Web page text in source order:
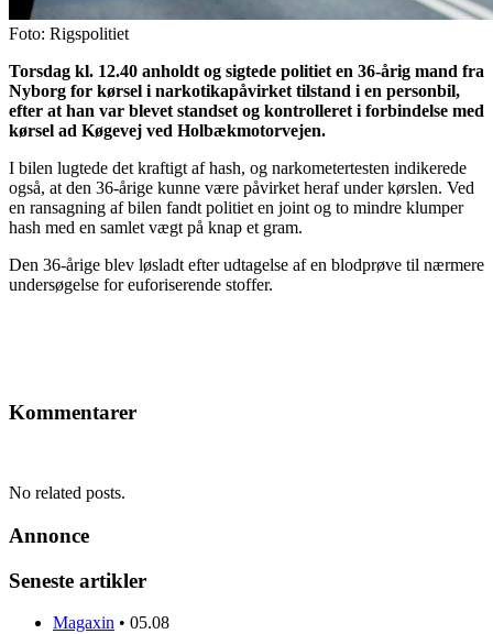
Foto: Rigspolitiet
Torsdag kl. 12.40 anholdt og sigtede politiet en 36-årig mand fra
Nyborg for kørsel i narkotikapåvirket tilstand i en personbil,
efter at han var blevet standset og kontrolleret i forbindelse med
kørsel ad Køgevej ved Holbækmotorvejen.
I bilen lugtede det kraftigt af hash, og narkometertesten indikerede
også, at den 36-årige kunne være påvirket heraf under kørslen. Ved
en ransagning af bilen fandt politiet en joint og to mindre klumper
hash med en samlet vægt på knap et gram.
Den 36-årige blev løsladt efter udtagelse af en blodprøve til nærmere
undersøgelse for euforiserende stoffer.
Kommentarer
No related posts.
Annonce
Seneste artikler
Magaxin • 05.08